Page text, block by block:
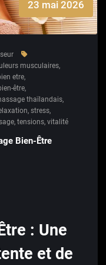
23 mai 2026
musculaires,
etre,
être,
thaïlandais,
, stress,
, tensions, vitalité
Bien-Être
: Une
et de